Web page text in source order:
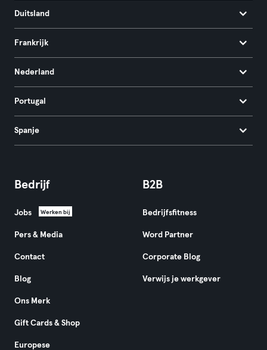
Duitsland
Frankrijk
Nederland
Portugal
Spanje
Bedrijf
Jobs Werken bij
Pers & Media
Contact
Blog
Ons Merk
Gift Cards & Shop
Europese
B2B
Bedrijfsfitness
Word Partner
Corporate Blog
Verwijs je werkgever